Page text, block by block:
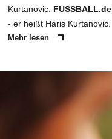
Kurtanovic. FUSSBALL.de
- er heißt Haris Kurtanovic.
Mehr lesen